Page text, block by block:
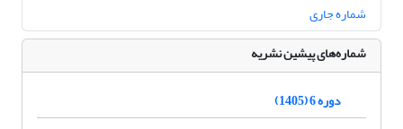
شماره جاری
شماره‌های پیشین نشریه
دوره 6 (1405)